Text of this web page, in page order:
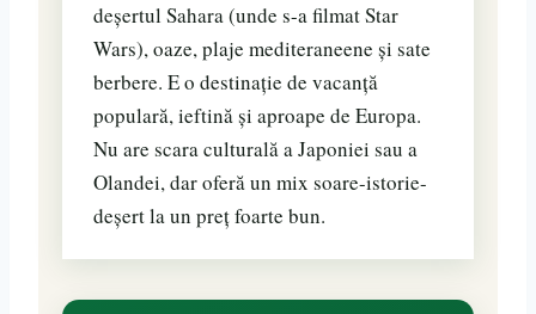
deșertul Sahara (unde s-a filmat Star
Wars), oaze, plaje mediteraneene și sate
berbere. E o destinație de vacanță
populară, ieftină și aproape de Europa.
Nu are scara culturală a Japoniei sau a
Olandei, dar oferă un mix soare-istorie-
deșert la un preț foarte bun.